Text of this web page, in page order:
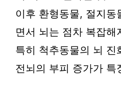
이후 환형동물, 절지동
면서 뇌는 점차 복잡해
특히 척추동물의 뇌 진
전뇌의 부피 증가가 특